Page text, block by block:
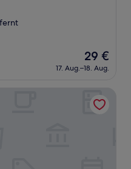
Der
Preis
beträgt
29 €
17. Aug.–18. Aug.